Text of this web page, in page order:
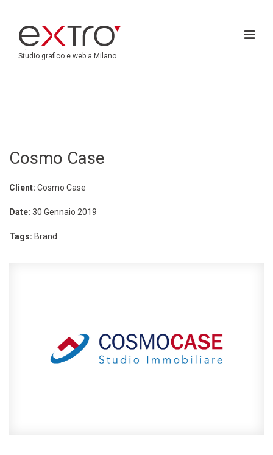
Studio grafico e web a Milano
Cosmo Case
Client: Cosmo Case
Date: 30 Gennaio 2019
Tags: Brand